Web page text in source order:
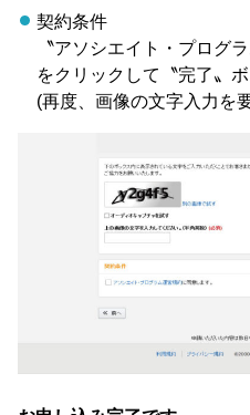
契約条件
〝アソシエイト・プログ
をクリックして〝完了〟
(再度、画像の文字入力を